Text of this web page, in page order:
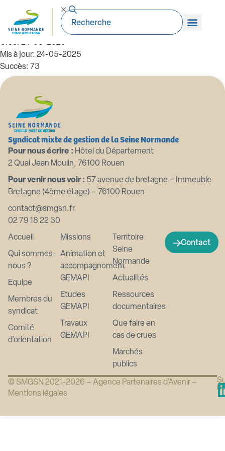
2022 03 05 Fongibilite des credits
Taille du fichier: 52.05 KB
Créé: 24-05-2025
Mis à jour: 24-05-2025
Succès: 73
Syndicat mixte de gestion de la Seine Normande
Pour nous écrire : Hôtel du Département
2 Quai Jean Moulin, 76100 Rouen
Pour venir nous voir : 57 avenue de bretagne – Immeuble
Bretagne (4ème étage) – 76100 Rouen
contact@smgsn.fr
02 79 18 22 30
Accueil
Qui sommes-
nous ?
Equipe
Membres du
syndicat
Comité
d’orientation
Missions
Animation et
accompagnement
GEMAPI
Etudes
GEMAPI
Travaux
GEMAPI
Territoire
Seine
Normande
Actualités
Ressources
documentaires
Que faire en
cas de crues
Marchés
publics
Contact
© SMGSN 2021-2026 – Agence Partenaires d’Avenir –
Mentions légales